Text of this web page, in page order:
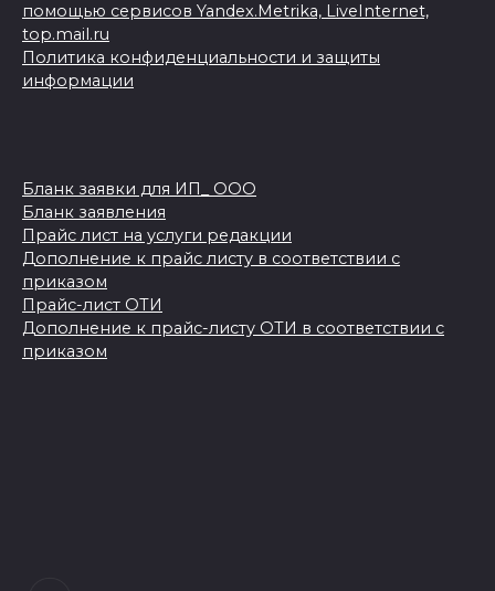
помощью сервисов Yandex.Metrika, LiveInternet,
top.mail.ru
Политика конфиденциальности и защиты
информации
Бланк заявки для ИП_ ООО
Бланк заявления
Прайс лист на услуги редакции
Дополнение к прайс листу в соответствии с
приказом
Прайс-лист ОТИ
Дополнение к прайс-листу ОТИ в соответствии с
приказом